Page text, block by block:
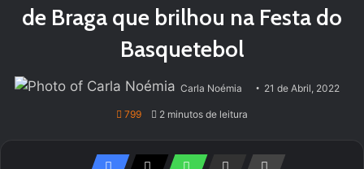
de Braga que brilhou na Festa do
Basquetebol
Carla Noémia 21 de Abril, 2022
799 2 minutos de leitura